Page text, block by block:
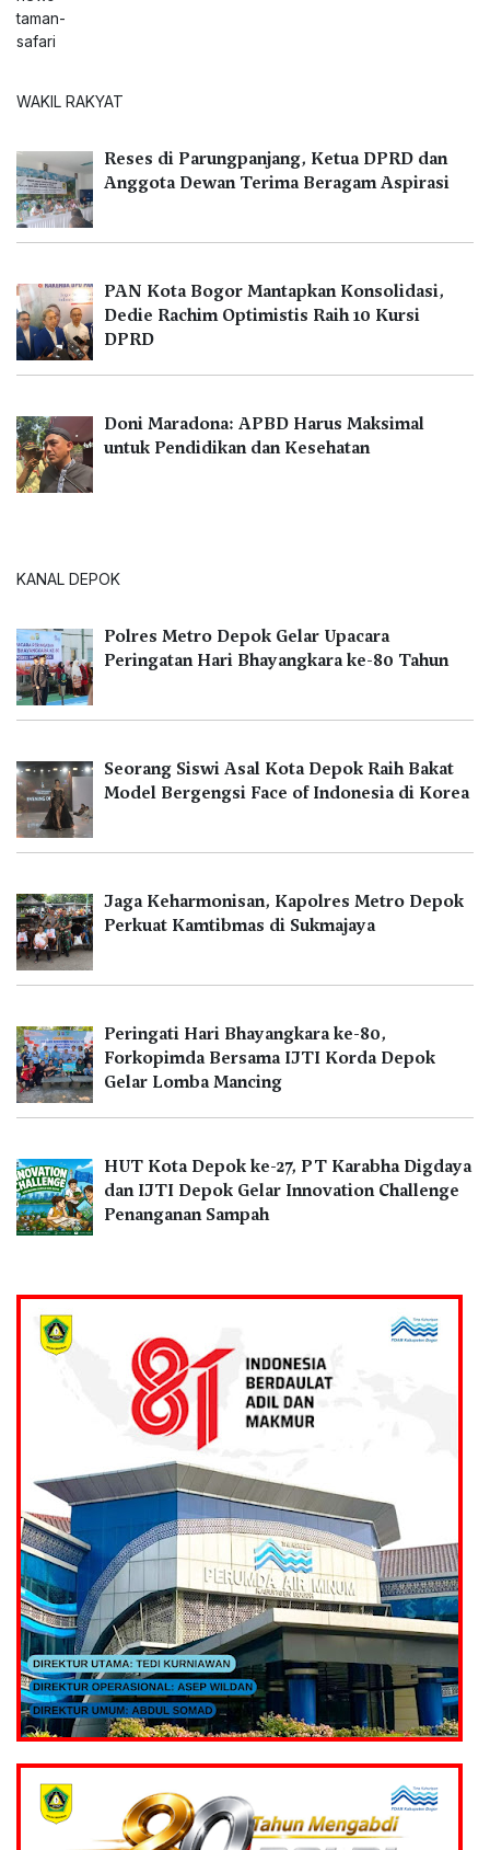
WAKIL RAKYAT
Reses di Parungpanjang, Ketua DPRD dan
Anggota Dewan Terima Beragam Aspirasi
PAN Kota Bogor Mantapkan Konsolidasi,
Dedie Rachim Optimistis Raih 10 Kursi
DPRD
Doni Maradona: APBD Harus Maksimal
untuk Pendidikan dan Kesehatan
KANAL DEPOK
Polres Metro Depok Gelar Upacara
Peringatan Hari Bhayangkara ke-80 Tahun
Seorang Siswi Asal Kota Depok Raih Bakat
Model Bergengsi Face of Indonesia di Korea
Jaga Keharmonisan, Kapolres Metro Depok
Perkuat Kamtibmas di Sukmajaya
Peringati Hari Bhayangkara ke-80,
Forkopimda Bersama IJTI Korda Depok
Gelar Lomba Mancing
HUT Kota Depok ke-27, PT Karabha Digdaya
dan IJTI Depok Gelar Innovation Challenge
Penanganan Sampah